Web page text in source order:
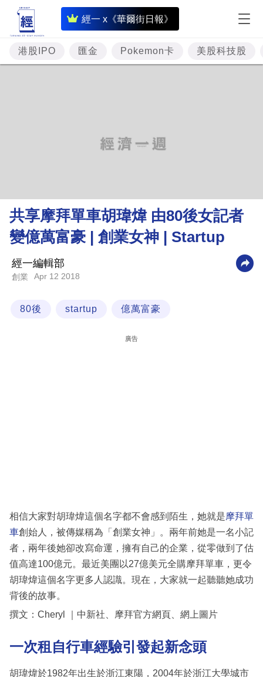
經一 x《華爾街日報》
即
時
財
經
理
財
商
科
區
港股IPO 匯金 Pokemon卡 美股科技股
共享摩拜單車胡瑋煒 由80後女記者
變億萬富豪 | 創業女神 | Startup
經一編輯部
創業 Apr 12 2018
80後 startup 億萬富豪
廣告
相信大家對胡瑋煒這個名字都不會感到陌生，她就是摩拜單
車創始人，被傳媒稱為「創業女神」。兩年前她是一名小記
者，兩年後她卻改寫命運，擁有自己的企業，從零做到了估
值高達100億元。最近美團以27億美元全購摩拜單車，更令
胡瑋煒這個名字更多人認識。現在，大家就一起聽聽她成功
背後的故事。
撰文：Cheryl ｜中新社、摩拜官方網頁、網上圖片
一次租 自行車經驗引發起新念頭
胡瑋煒於1982年出生於浙江東陽，2004年於浙江大學城市